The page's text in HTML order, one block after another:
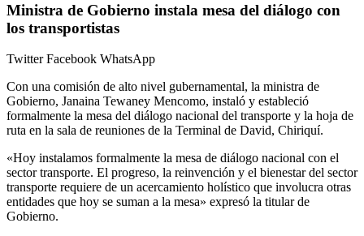
Ministra de Gobierno instala mesa del diálogo con
los transportistas
TwitterFacebook WhatsApp
Con una comisión de alto nivel gubernamental, la ministra de
Gobierno, Janaina Tewaney Mencomo, instaló y estableció
formalmente la mesa del diálogo nacional del transporte y la hoja de
ruta en la sala de reuniones de la Terminal de David, Chiriquí.
«Hoy instalamos formalmente la mesa de diálogo nacional con el
sector transporte. El progreso, la reinvención y el bienestar del sector
transporte requiere de un acercamiento holístico que involucra otras
entidades que hoy se suman a la mesa» expresó la titular de
Gobierno.